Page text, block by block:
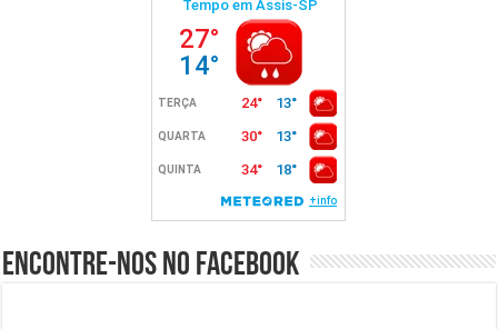
Encontre-nos no Facebook